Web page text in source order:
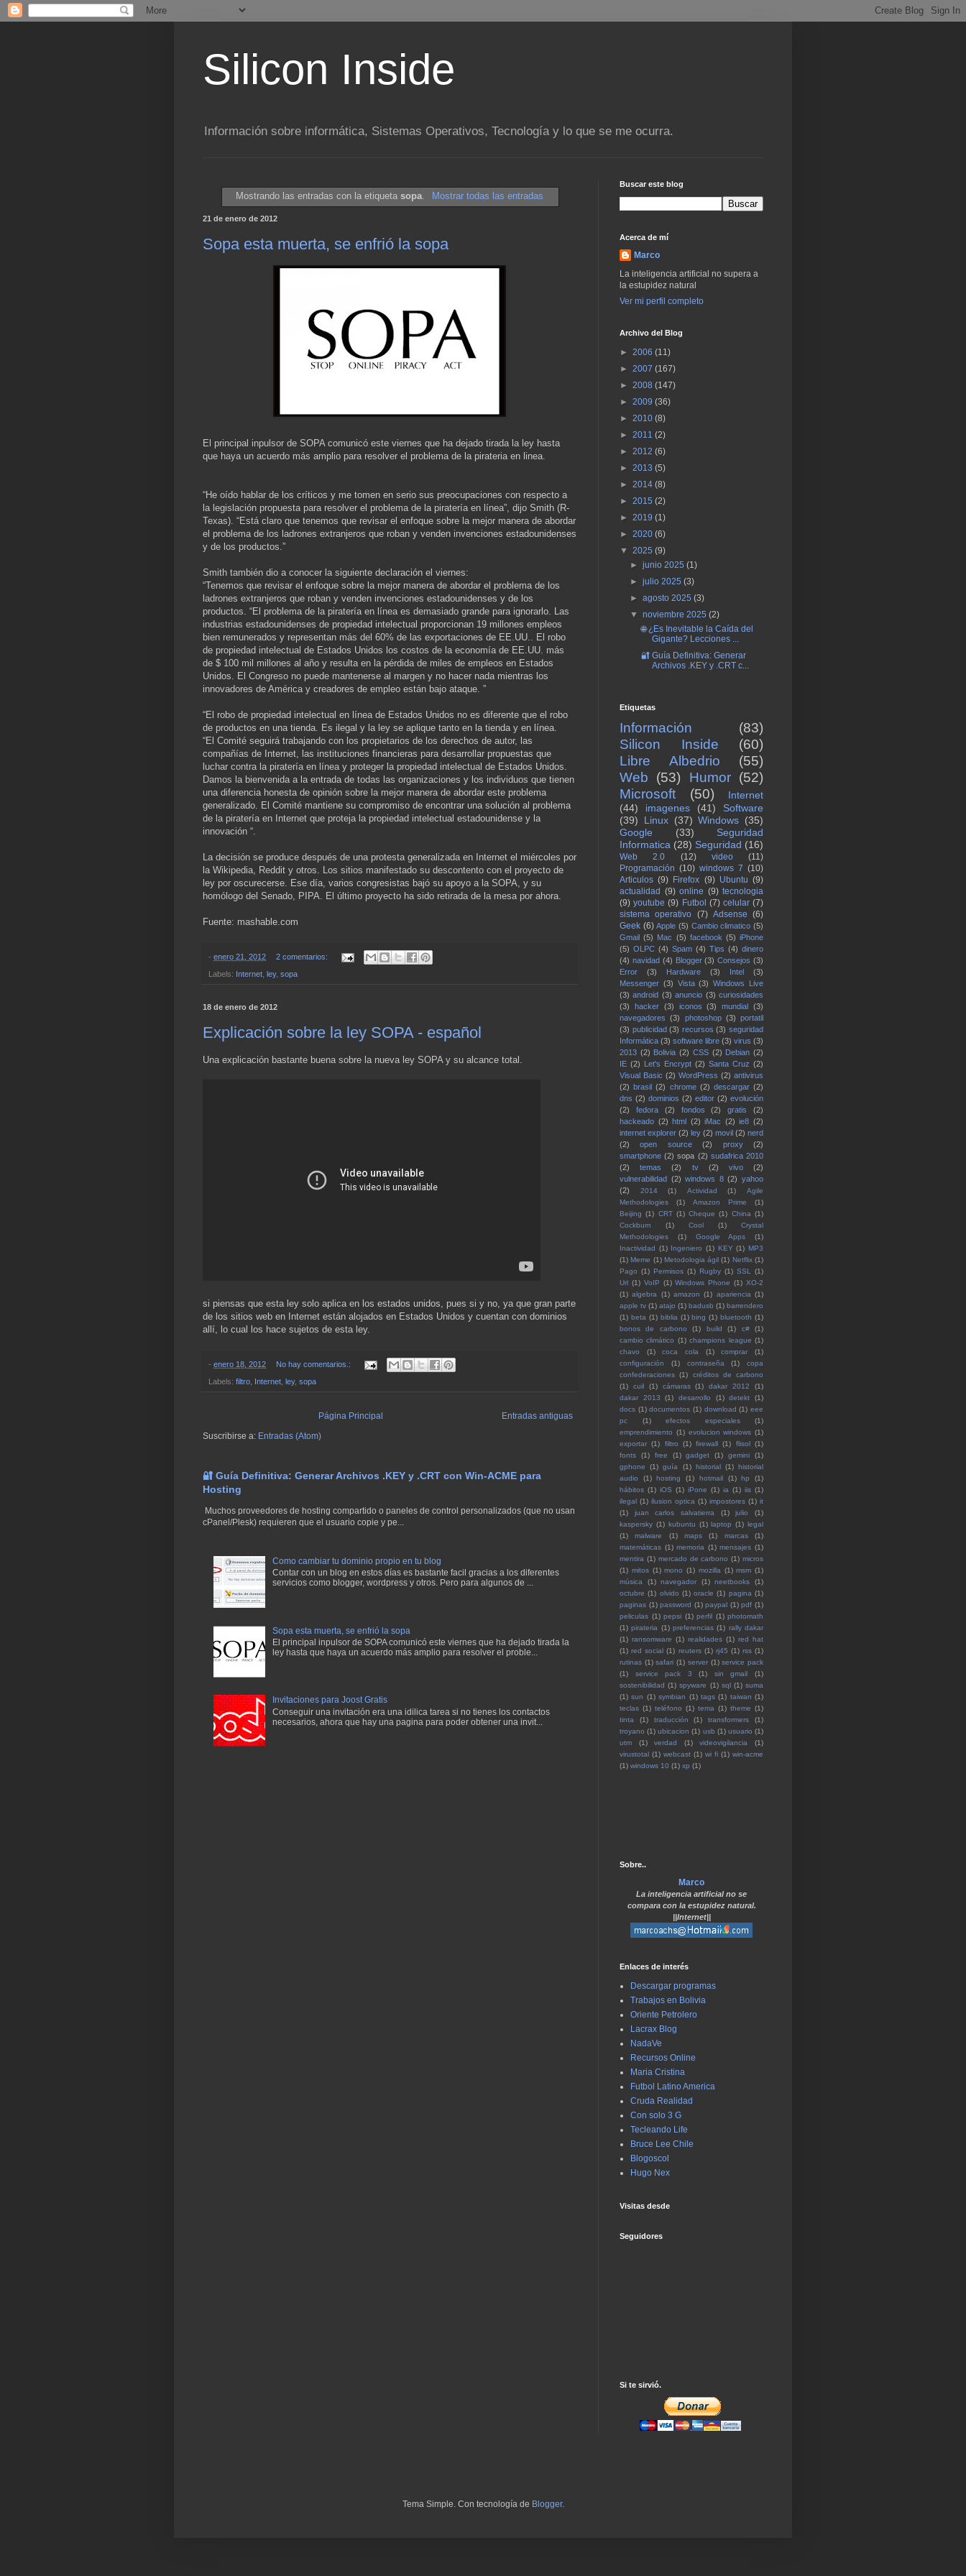
Silicon Inside
Información sobre informática, Sistemas Operativos, Tecnología y lo que se me ocurra.
Mostrando las entradas con la etiquetasopa. Mostrar todas las entradas
21 de enero de 2012
Sopa esta muerta, se enfrió la sopa
El principal inpulsor de SOPA comunicó este viernes que ha dejado tirada la ley hasta
que haya un acuerdo más amplio para resolver el problema de la pirateria en linea.
“He oído hablar de los críticos y me tomen en serio sus preocupaciones con respecto a
la legislación propuesta para resolver el problema de la piratería en línea”, dijo Smith (R-
Texas). “Está claro que tenemos que revisar el enfoque sobre la mejor manera de abordar
el problema de los ladrones extranjeros que roban y venden invenciones estadounidenses
y de los productos.”
Smith también dio a conocer la siguiente declaración el viernes:
“Tenemos que revisar el enfoque sobre la mejor manera de abordar el problema de los
ladrones extranjeros que roban y venden invenciones estadounidenses y de los
productos. “El problema de la piratería en línea es demasiado grande para ignorarlo. Las
industrias estadounidenses de propiedad intelectual proporcionan 19 millones empleos
bien remunerados y representan más del 60% de las exportaciones de EE.UU.. El robo
de propiedad intelectual de Estados Unidos los costos de la economía de EE.UU. más
de $ 100 mil millones al año y resulta en la pérdida de miles de empleos en Estados
Unidos. El Congreso no puede mantenerse al margen y no hacer nada mientras los
innovadores de América y creadores de empleo están bajo ataque. ”
“El robo de propiedad intelectual en línea de Estados Unidos no es diferente que el robo
de productos en una tienda. Es ilegal y la ley se aplique tanto en la tienda y en línea.
“El Comité seguirá trabajando con los propietarios de los derechos de autor, las
compañías de Internet, las instituciones financieras para desarrollar propuestas que
luchar contra la piratería en línea y proteger la propiedad intelectual de Estados Unidos.
Damos la bienvenida a la entrada de todas las organizaciones y los individuos que tienen
una diferencia honesta de opinión sobre la mejor manera de abordar este problema
generalizado. El Comité mantiene su compromiso de encontrar una solución al problema
de la piratería en Internet que proteja la propiedad intelectual estadounidense y la
innovación “.
La decisión se produce después de una protesta generalizada en Internet el miércoles por
la Wikipedia, Reddit y otros. Los sitios manifestado su descontento con el proyecto de
ley por oscurecerse. Ese día, varios congresistas bajó su apoyo a la SOPA, y su
homólogo del Senado, PIPA. El último proyecto ha sido retirada de la mesa por ahora.
Fuente: mashable.com
- enero 21, 2012 2 comentarios:
Labels: Internet ley, sopa
18 de enero de 2012
Explicación sobre la ley SOPA - español
Una explicación bastante buena sobre la nueva ley SOPA y su alcance total.
si piensas que esta ley solo aplica en los estados unidos, pues si y no, ya que gran parte
de los sitios web en Internet están alojados en Estados Unidos y cuentan con dominios
allí, lo cual los hace sujetos de esta ley.
- enero 18, 2012 No hay comentarios.:
Labels: filtro, Internet, ley, sopa
Entradas antiguas
Página Principal
Suscribirse a: Entradas (Atom)
🔐 Guía Definitiva: Generar Archivos .KEY y .CRT con Win-ACME para
Hosting
Muchos proveedores de hosting compartido o paneles de control personalizados (que no usan
cPanel/Plesk) requieren que el usuario copie y pe...
Como cambiar tu dominio propio en tu blog
Contar con un blog en estos días es bastante facil gracias a los diferentes
servicios como blogger, wordpress y otros. Pero para algunos de ...
Sopa esta muerta, se enfrió la sopa
El principal inpulsor de SOPA comunicó este viernes que ha dejado tirada la
ley hasta que haya un acuerdo más amplio para resolver el proble...
Invitaciones para Joost Gratis
Conseguir una invitación era una idilica tarea si no tienes los contactos
necesarios, ahora que hay una pagina para poder obtener una invit...
Buscar este blog
Acerca de mí
Marco
La inteligencia artificial no supera a
la estupidez natural
Ver mi perfil completo
Archivo del Blog
► 2006 (11)
► 2007 (167)
► 2008 (147)
► 2009 (36)
► 2010 (8)
► 2011 (2)
► 2012 (6)
► 2013 (5)
► 2014 (8)
► 2015 (2)
► 2019 (1)
► 2020 (6)
▼ 2025 (9)
►junio 2025(1)
►julio 2025(3)
►agosto 2025(3)
▼noviembre 2025(2)
🌐 ¿Es Inevitable la Caída del
Gigante? Lecciones ...
🔐 Guía Definitiva: Generar
Archivos .KEY y .CRT c...
Etiquetas
Información
(83)
Silicon Inside
(60)
Libre Albedrio
(55)
Web
(53) Humor (52)
Microsoft
(50)
Internet
(44)
imagenes (41)
Software
(39)
Linux (37) Windows (35)
Google
(33)
Seguridad
Informatica (28) Seguridad (16)
Web 2.0 (12) video
(11)
Programación (10) windows 7 (10)
Articulos (9) Firefox (9) Ubuntu (9)
actualidad (9) online (9) tecnologia
(9) youtube (9) Futbol (7) celular (7)
sistema operativo (7) Adsense (6)
Geek (6) Apple (5) Cambio climatico (5)
Gmail (5) Mac (5) facebook (5) iPhone
(5) OLPC (4) Spam (4) Tips (4) dinero
(4) navidad (4) Blogger (3) Consejos (3)
Error
(3) Hardware (3) Intel
(3)
Messenger (3) Vista (3)
Windows Live
(3) android (3) anuncio (3) curiosidades
(3)
hacker (3) iconos (3) mundial
(3)
navegadores
(3) photoshop (3) portatil
(3) publicidad (3) recursos (3) seguridad
Informática (3) software libre (3) virus (3)
2013 (2) Bolivia (2) CSS (2) Debian (2)
IE (2) Let's Encrypt (2) Santa Cruz (2)
Visual Basic (2) WordPress (2) antivirus
(2) brasil (2) chrome (2) descargar (2)
dns (2) dominios (2) editor (2) evolución
(2)
fedora (2) fondos (2) gratis
(2)
hackeado (2) html (2) iMac (2) ie8 (2)
internet explorer (2) ley (2) movil (2) nerd
(2)
open source (2) proxy
(2)
smartphone (2) sopa (2) sudafrica 2010
(2)
temas (2) tv (2) vivo
(2)
vulnerabilidad (2) windows 8 (2) yahoo
(2)
2014 (1) Actividad (1)
Agile
Methodologies
(1) Amazon Prime
(1)
Beijing (1) CRT (1) Cheque (1) China (1)
Cockburn
(1) Cool (1)
Crystal
Methodologies
(1) Google Apps
(1)
Inactividad
(1) Ingeniero (1) KEY (1) MP3
(1) Meme (1) Metodologia ágil (1) Netflix (1)
Pago (1) Permisos (1) Rugby (1) SSL (1)
Url
(1) VoIP (1) Windows Phone (1) XO-2
(1) algebra (1) amazon (1) apariencia (1)
apple tv (1) atajo (1) badusb (1) barrendero
(1) beta (1) biblia (1) bing (1) bluetooth (1)
bonos de carbono
(1) build (1) c#
(1)
cambio climático (1) champions league (1)
chavo
(1) coca cola (1) comprar
(1)
configuración
(1) contraseña (1)
copa
confederaciones (1)
créditos de carbono
(1)
cuil (1) cámaras (1) dakar 2012
(1)
dakar 2013
(1) desarrollo (1) detekt
(1)
docs (1) documentos (1) download (1) eee
pc
(1) efectos especiales
(1)
emprendimiento (1) evolucion windows (1)
exportar (1) filtro (1) firewall (1) flisol
(1)
fonts
(1) free (1) gadget (1) gemini
(1)
gphone
(1) guía (1) historial (1)
historial
audio
(1) hosting (1) hotmail (1) hp
(1)
hábitos (1) iOS (1) iPone (1) ia (1) iis (1)
ilegal (1) ilusion optica (1) impostores (1) it
(1)
juan carlos salvatierra (1) julio
(1)
kaspersky (1) kubuntu (1) laptop (1)
legal
(1)
malware (1) maps (1) marcas
(1)
matemáticas (1) memoria (1) mensajes (1)
mentira (1) mercado de carbono (1) micros
(1) mitos (1) mono (1) mozilla (1) msm (1)
música
(1) navegador (1) neetbooks
(1)
octubre (1) olvido (1) oracle (1) pagina (1)
paginas (1) password (1) paypal (1) pdf (1)
peliculas (1) pepsi (1) perfil (1) photomath
(1) pirateria (1) preferencias (1) rally dakar
(1) ransomware (1) realidades (1) red hat
(1) red social (1) reuters (1) rj45 (1) rss (1)
rutinas (1) safari (1) server (1) service pack
(1)
service pack 3 (1) sin gmail
(1)
sostenibilidad (1) spyware (1) sql (1) suma
(1) sun (1) symbian (1) tags (1) taiwan (1)
teclas (1) teléfono (1) tema (1) theme (1)
tinta
(1) traducción (1) transformers
(1)
troyano (1) ubicacion (1) usb (1) usuario (1)
utm
(1) verdad (1) videovigilancia
(1)
virustotal (1) webcast (1) wi fi (1) win-acme
(1) windows 10 (1) xp (1)
Sobre..
Marco
La inteligencia artificial no se
compara con la estupidez natural.
||Internet||
Enlaces de interés
Descargar programas
Trabajos en Bolivia
Oriente Petrolero
Lacrax Blog
NadaVe
Recursos Online
Maria Cristina
Futbol Latino America
Cruda Realidad
Con solo 3 G
Tecleando Life
Bruce Lee Chile
Blogoscol
Hugo Nex
Visitas desde
Seguidores
Si te sirvió.
Tema Simple. Con tecnología de Blogger.